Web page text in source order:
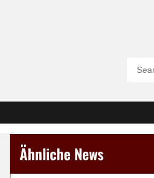
Ähnliche News